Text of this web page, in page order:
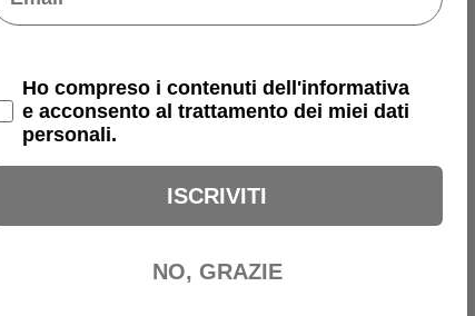
PRODOTTI CORRELATI
Privacy Policy
Ho compreso i contenuti dell'informativa
e acconsento al trattamento dei miei dati
personali.
ISCRIVITI
NO, GRAZIE